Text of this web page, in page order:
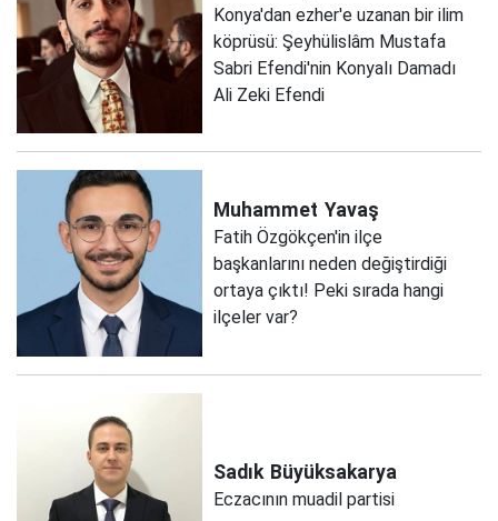
Konya'dan ezher'e uzanan bir ilim
köprüsü: Şeyhülislâm Mustafa
Sabri Efendi'nin Konyalı Damadı
Ali Zeki Efendi
Muhammet Yavaş
Fatih Özgökçen'in ilçe
başkanlarını neden değiştirdiği
ortaya çıktı! Peki sırada hangi
ilçeler var?
Sadık Büyüksakarya
Eczacının muadil partisi